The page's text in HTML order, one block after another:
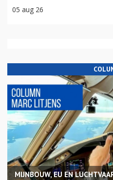
05 aug 26
MIJNBOUW, EU EN